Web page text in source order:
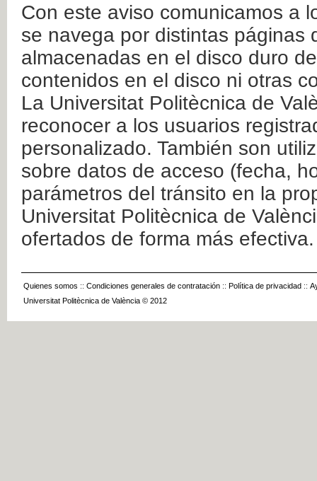
Con este aviso comunicamos a
se navega por distintas páginas
almacenadas en el disco duro
contenidos en el disco ni otras
La Universitat Politècnica de
reconocer a los usuarios
personalizado. También son
sobre datos de acceso (fecha,
parámetros del tránsito en la
Universitat Politècnica de
ofertados de forma más efectiva.
Quienes somos :: Condiciones generales de contratación :: Política de privacidad ::
Universitat Politècnica de València © 2012